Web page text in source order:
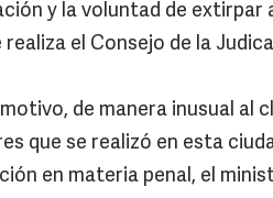
y la voluntad de extirpar
realiza el Consejo de la
de manera inusual al
que se realizó en esta
en materia penal, el